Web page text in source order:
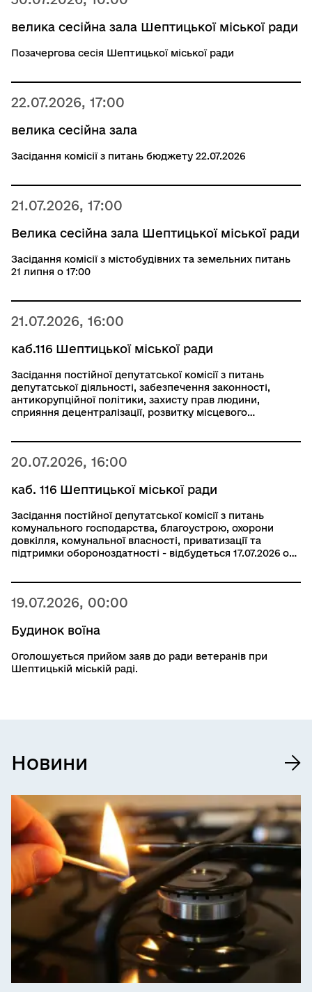
велика сесійна зала Шептицької міської ради
Позачергова сесія Шептицької міської ради
22.07.2026, 17:00
велика сесійна зала
Засідання комісії з питань бюджету 22.07.2026
21.07.2026, 17:00
Велика сесійна зала Шептицької міської ради
Засідання комісії з містобудівних та земельних питань
21 липня о 17:00
21.07.2026, 16:00
каб.116 Шептицької міської ради
Засідання постійної депутатської комісії з питань
депутатської діяльності, забезпечення законності,
антикорупційної політики, захисту прав людини,
сприяння децентралізації, розвитку місцевого
20.07.2026, 16:00
каб. 116 Шептицької міської ради
Засідання постійної депутатської комісії з питань
комунального господарства, благоустрою, охорони
довкілля, комунальної власності, приватизації та
підтримки обороноздатності - відбудеться 17.07.2026 о
19.07.2026, 00:00
Будинок воїна
Оголошується прийом заяв до ради ветеранів при
Шептицькій міській раді.
Новини